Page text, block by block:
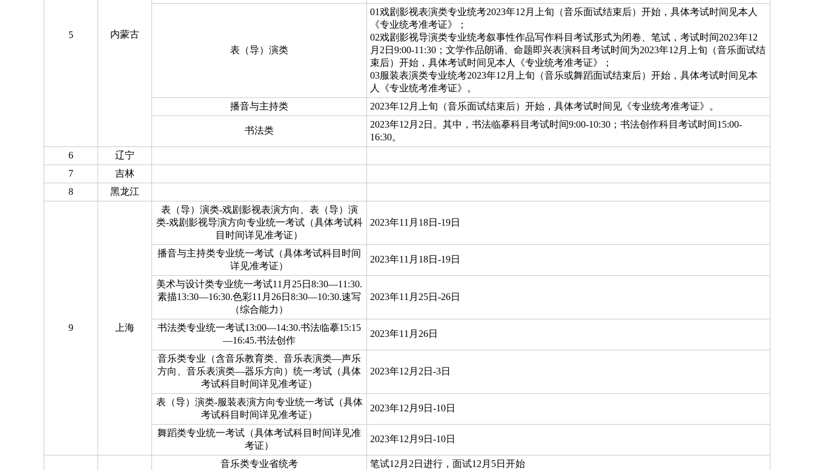
5 内蒙古
表（导）演类
01戏剧影视表演类专业统考2023年12月上旬（音乐面试结束后）开始，具体考试时间见本人
《专业统考准考证》；
02戏剧影视导演类专业统考叙事性作品写作科目考试形式为闭卷、笔试，考试时间2023年12
月2日9:00-11:30；文学作品朗诵、命题即兴表演科目考试时间为2023年12月上旬（音乐面试结
束后）开始，具体考试时间见本人《专业统考准考证》；
03服装表演类专业统考2023年12月上旬（音乐或舞蹈面试结束后）开始，具体考试时间见本
人《专业统考准考证》。
播音与主持类
2023年12月上旬（音乐面试结束后）开始，具体考试时间见《专业统考准考证》。
书法类
2023年12月2日。其中，书法临摹科目考试时间9:00-10:30；书法创作科目考试时间15:00-
16:30。
6
辽宁
7
吉林
8
黑龙江
9 上海
表（导）演类-戏剧影视表演方向、表（导）演
类-戏剧影视导演方向专业统一考试（具体考试科
目时间详见准考证）
2023年11月18日-19日
播音与主持类专业统一考试（具体考试科目时间
详见准考证）
2023年11月18日-19日
美术与设计类专业统一考试11月25日8:30—11:30.
素描13:30—16:30.色彩11月26日8:30—10:30.速写
（综合能力）
2023年11月25日-26日
书法类专业统一考试13:00—14:30.书法临摹15:15
—16:45.书法创作
2023年11月26日
音乐类专业（含音乐教育类、音乐表演类—声乐
方向、音乐表演类—器乐方向）统一考试（具体
考试科目时间详见准考证）
2023年12月2日-3日
表（导）演类-服装表演方向专业统一考试（具体
考试科目时间详见准考证）
2023年12月9日-10日
舞蹈类专业统一考试（具体考试科目时间详见准
考证）
2023年12月9日-10日
音乐类专业省统考
笔试12月2日进行，面试12月5日开始